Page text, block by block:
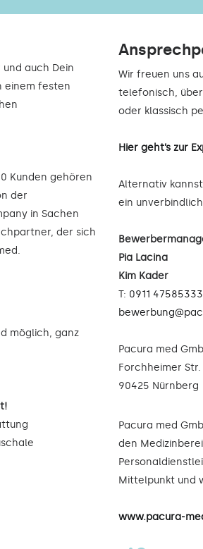
auch Dein
einem festen
Kunden gehören
der
in Sachen
der sich
möglich, ganz
Wir freuen uns
telefonisch,
oder klassisch
Hier geht’s zur
Alternativ kannst
ein
Pia Lacina
Kim Kader
T: 0911 47585333
Pacura med
Forchheimer Str.
90425 Nürnberg
Pacura med
den
Mittelpunkt und
www.pacura-